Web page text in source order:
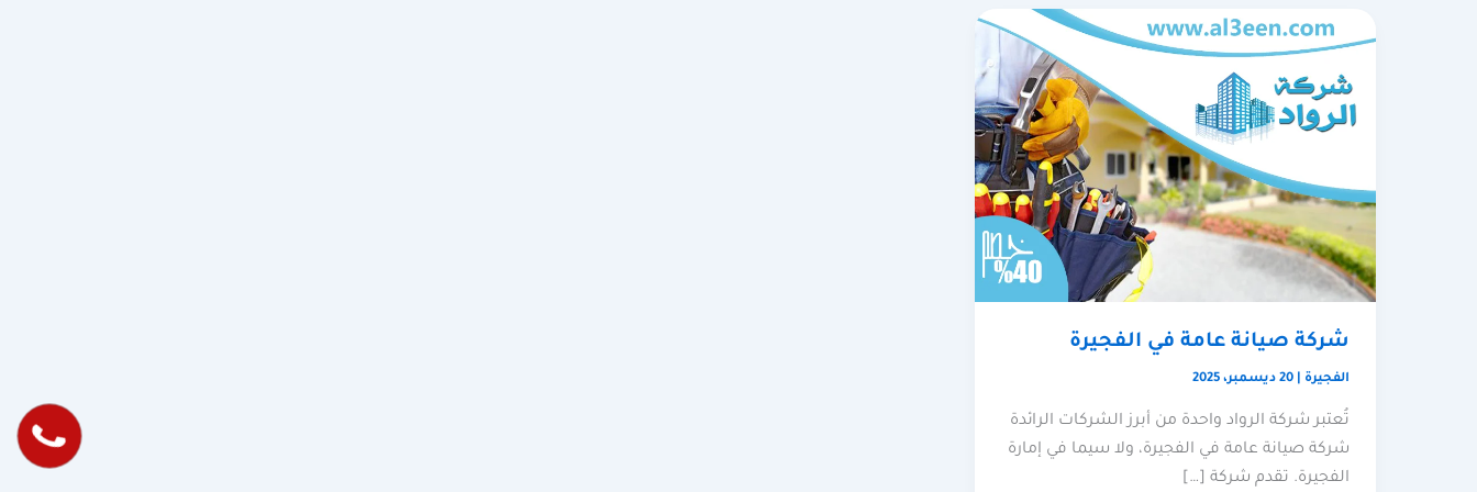
شركة صيانة عامة في الفجيرة
الفجيرة 20 ديسمبر، 2025
تُعتبر شركة الرواد واحدة من أبرز الشركات الرائدة
شركة صيانة عامة في الفجيرة، ولا سيما في إمارة
الفجيرة. تقدم شركة […]